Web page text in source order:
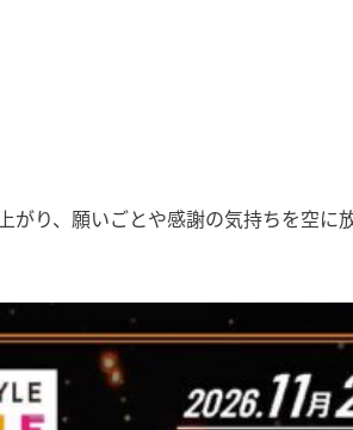
り、願いごとや感謝の気持ちを空に